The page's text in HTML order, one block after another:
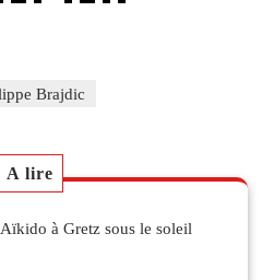
Brajdic
A lire
à Gretz sous le soleil